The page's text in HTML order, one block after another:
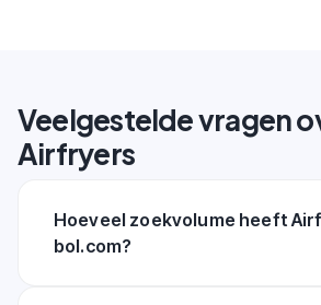
Veelgestelde vragen
Airfryers
Hoeveel zoekvolume heeft
bol.com?